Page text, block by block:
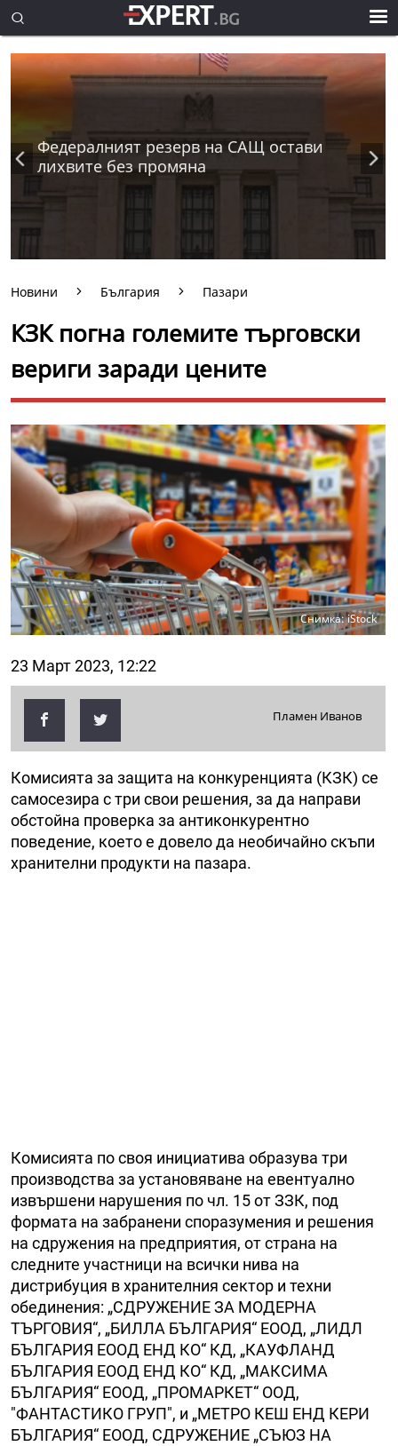
Федералният резерв на САЩ остави
лихвите без промяна
Новини България Пазари
КЗК погна големите търговски
вериги заради цените
Снимка: iStock
23 Март 2023, 12:22
Пламен Иванов
Комисията за защита на конкуренцията (КЗК) се
самосезира с три свои решения, за да направи
обстойна проверка за антиконкурентно
поведение, което е довело да необичайно скъпи
хранителни продукти на пазара.
Комисията по своя инициатива образува три
производства за установяване на евентуално
извършени нарушения по чл. 15 от ЗЗК, под
формата на забранени споразумения и решения
на сдружения на предприятия, от страна на
следните участници на всички нива на
дистрибуция в хранителния сектор и техни
обединения: „СДРУЖЕНИЕ ЗА МОДЕРНА
ТЪРГОВИЯ“, „БИЛЛА БЪЛГАРИЯ“ ЕООД, „ЛИДЛ
БЪЛГАРИЯ ЕООД ЕНД КО“ КД, „КАУФЛАНД
БЪЛГАРИЯ ЕООД ЕНД КО“ КД, „МАКСИМА
БЪЛГАРИЯ“ ЕООД, „ПРОМАРКЕТ“ ООД,
"ФАНТАСТИКО ГРУП", и „МЕТРО КЕШ ЕНД КЕРИ
БЪЛГАРИЯ“ ЕООД, СДРУЖЕНИЕ „СЪЮЗ НА